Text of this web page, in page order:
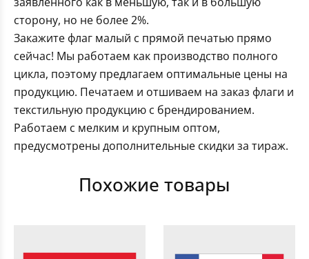
сторону, но не более 2%.
Закажите флаг малый с прямой печатью прямо
сейчас! Мы работаем как производство полного
цикла, поэтому предлагаем оптимальные цены на
продукцию. Печатаем и отшиваем на заказ флаги и
текстильную продукцию с брендированием.
Работаем с мелким и крупным оптом,
предусмотрены дополнительные скидки за тираж.
Похожие товары